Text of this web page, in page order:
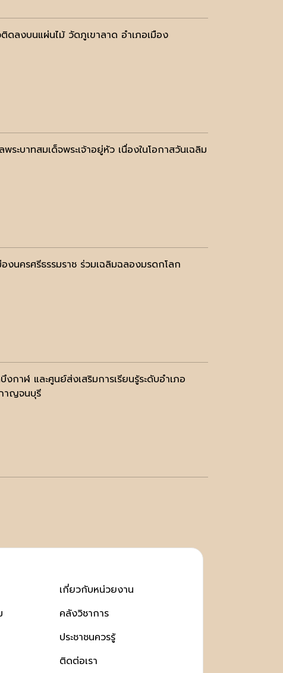
ดลงบนแผ่นไม้ วัดภูเขาลาด อำเภอเมือง
ะบาทสมเด็จพระเจ้าอยู่หัว เนื่องในโอกาสวันเฉลิม
นครศรีธรรมราช ร่วมเฉลิมฉลองมรดกโลก
กาฬ และศูนย์ส่งเสริมการเรียนรู้ระดับอำเภอ
าญจนบุรี
เกี่ยวกับหน่วยงาน
คลังวิชาการ
ประชาชนควรรู้
ติดต่อเรา